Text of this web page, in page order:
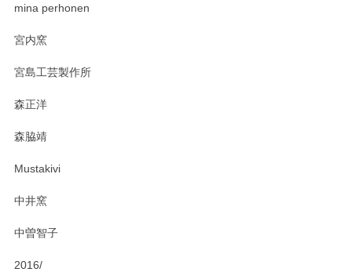
おかけしました。 ありがとうございます。
mina perhonen
宮内窯
宮島工芸製作所
森正洋
森脇靖
Mustakivi
中井窯
中曽智子
2016/